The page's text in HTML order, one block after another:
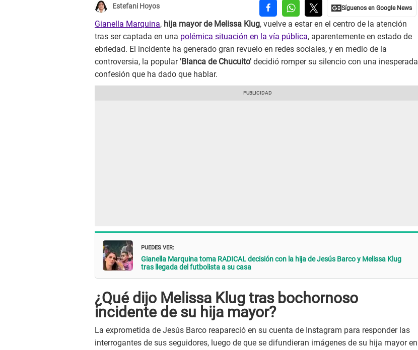
Estefani Hoyos
Gianella Marquina, hija mayor de Melissa Klug, vuelve a estar en el centro de la atención
tras ser captada en una polémica situación en la vía pública, aparentemente en estado de
ebriedad. El incidente ha generado gran revuelo en redes sociales, y en medio de la
controversia, la popular'Blanca de Chucuito' decidió romper su silencio con una inesperada
confesión que ha dado que hablar.
PUEDES VER:
Gianella Marquina toma RADICAL decisión con la hija de Jesús Barco y Melissa Klug
tras llegada del futbolista a su casa
¿Qué dijo Melissa Klug tras bochornoso
incidente de su hija mayor?
La exprometida de Jesús Barco reapareció en su cuenta de Instagram para responder las
interrogantes de sus seguidores, luego de que se difundieran imágenes de su hija mayor en